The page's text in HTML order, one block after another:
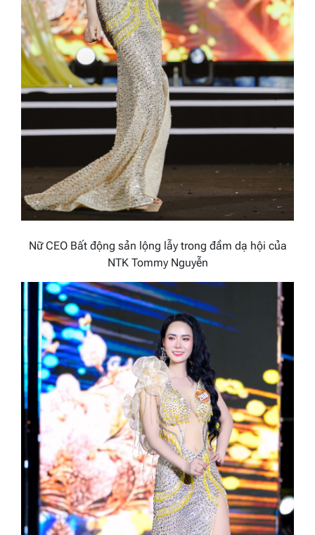
Nữ CEO Bất động sản lộng lẫy trong đầm dạ hội của
NTK Tommy Nguyễn